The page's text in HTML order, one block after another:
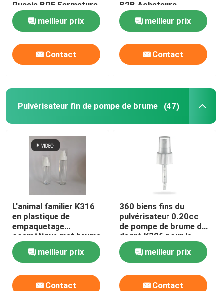
Russie BPF Fermeture
meilleur prix
Contact
B2B Acheteurs
Package 500pcs/carte
meilleur prix
Contact
Pulvérisateur fin de pompe de brume (47)
L'animal familier K316
en plastique de
empaquetage
cosmétique met brume
en bouteille fine vide
100ml 125ml de
protection solaire la
petite
meilleur prix
Contact
360 biens fins du
pulvérisateur 0.20cc
de pompe de brume du
degré K306 pour le
parfum
meilleur prix
Contact